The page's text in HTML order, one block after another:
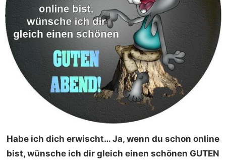
Habe ich dich erwischt… Ja, wenn du schon online
bist, wünsche ich dir gleich einen schönen GUTEN